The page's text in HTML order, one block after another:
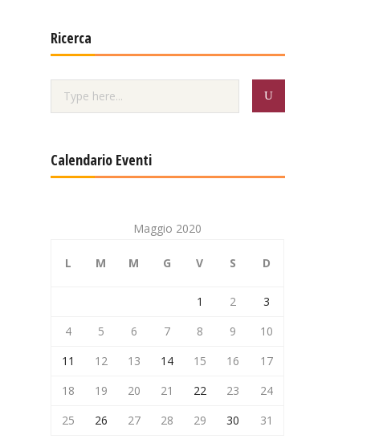
Ricerca
Calendario Eventi
Maggio 2020
L M M G V S D
1 2
3
4
5 6 7 8 9
10
11
12 13 14 15 16
17
18
19 20 21 22 23
24
25
26 27 28 29 30 31